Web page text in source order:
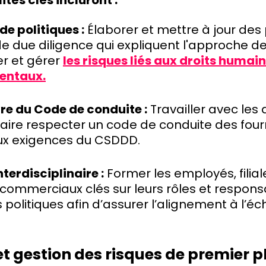
politiques : Élaborer et mettre à jour des
due diligence qui expliquent l'approche
et gérer les risques liés aux droits
du Code de conduite : Travailler avec les
respecter un code de conduite des
exigences du CSDDD.
: Former les employés,
clés sur leurs rôles et
afin d’assurer l’alignement à
gestion des risques de premier